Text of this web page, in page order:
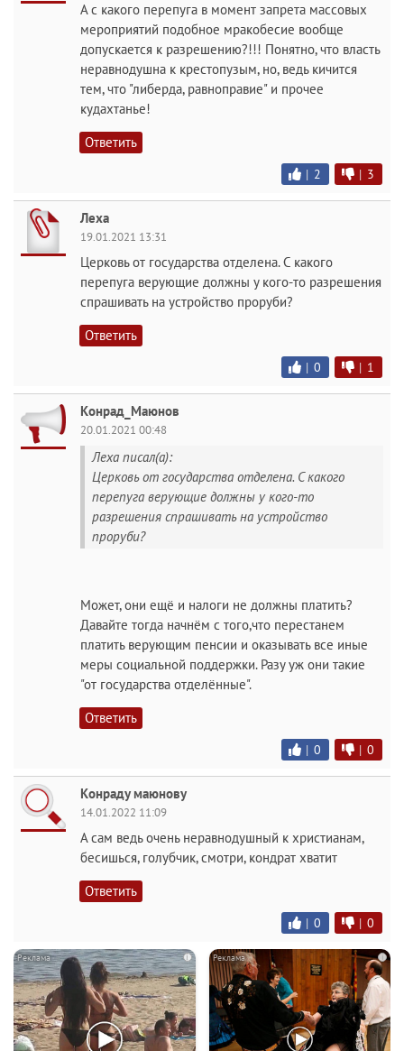
А с какого перепуга в момент запрета массовых
мероприятий подобное мракобесие вообще
допускается к разрешению?!!! Понятно, что власть
неравнодушна к крестопузым, но, ведь кичится
тем, что "либерда, равноправие" и прочее
кудахтанье!
Ответить
| 2 | 3
Леха
19.01.2021 13:31
Церковь от государства отделена. С какого
перепуга верующие должны у кого-то разрешения
спрашивать на устройство проруби?
Ответить
| 0 | 1
Конрад_Маюнов
20.01.2021 00:48
Леха писал(а):
Церковь от государства отделена. С какого
перепуга верующие должны у кого-то
разрешения спрашивать на устройство
проруби?
Может, они ещё и налоги не должны платить?
Давайте тогда начнём с того,что перестанем
платить верующим пенсии и оказывать все иные
меры социальной поддержки. Разу уж они такие
"от государства отделённые".
Ответить
| 0 | 0
Конраду маюнову
14.01.2022 11:09
А сам ведь очень неравнодушный к христианам,
бесишься, голубчик, смотри, кондрат хватит
Ответить
| 0 | 0
i i